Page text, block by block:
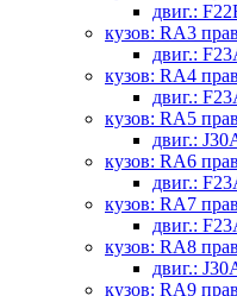
двиг.:
кузов: RA3
двиг.:
кузов: RA4
двиг.:
кузов: RA5
двиг.:
кузов: RA6
двиг.:
кузов: RA7
двиг.:
кузов: RA8
двиг.:
кузов: RA9